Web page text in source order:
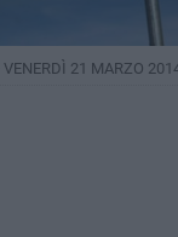
VENERDÌ 21 MARZO